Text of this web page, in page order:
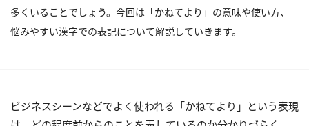
多くいることでしょう。今回は「かねてより」の意味や使い方、
悩みやすい漢字での表記について解説していきます。
ビジネスシーンなどでよく使われる「かねてより」という表現